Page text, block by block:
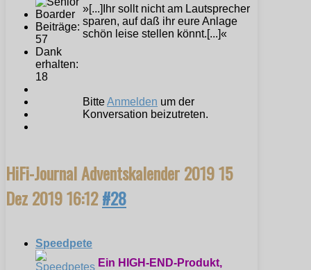
Beiträge:
57
Dank
erhalten:
18
»[...]Ihr sollt nicht am Lautsprecher
sparen, auf daß ihr eure Anlage
schön leise stellen könnt.[...]«
BitteAnmelden um der
Konversation beizutreten.
HiFi-Journal Adventskalender 201915
Dez 2019 16:12#28
Speedpete
Ein HIGH-END-Produkt,